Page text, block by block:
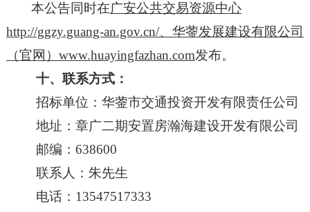
本公告同时在广安公共交易资源中心
http://ggzy.guang-an.gov.cn/、 华蓥发展建设有限公司
（官网） www.huayingfazhan.com发布。
十、 联系方式：
招标单位： 华蓥市交通投资开发有限责任公司
地址： 章广二期安置房瀚海建设开发有限公司
邮编： 638600
联系人：朱先生
电话： 13547517333